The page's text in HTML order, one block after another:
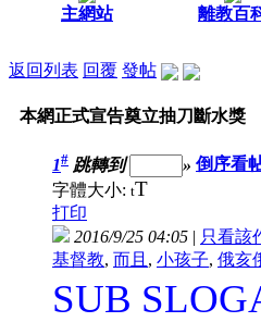
主網站 離教百
返回列表 回覆 發帖
本網正式宣告奠立抽刀斷水獎
1# 跳轉到 » 倒序看
字體大小: tT
打印
2016/9/25 04:05 | 只看該
基督教, 而且 , 小孩子, 俄亥
SUB